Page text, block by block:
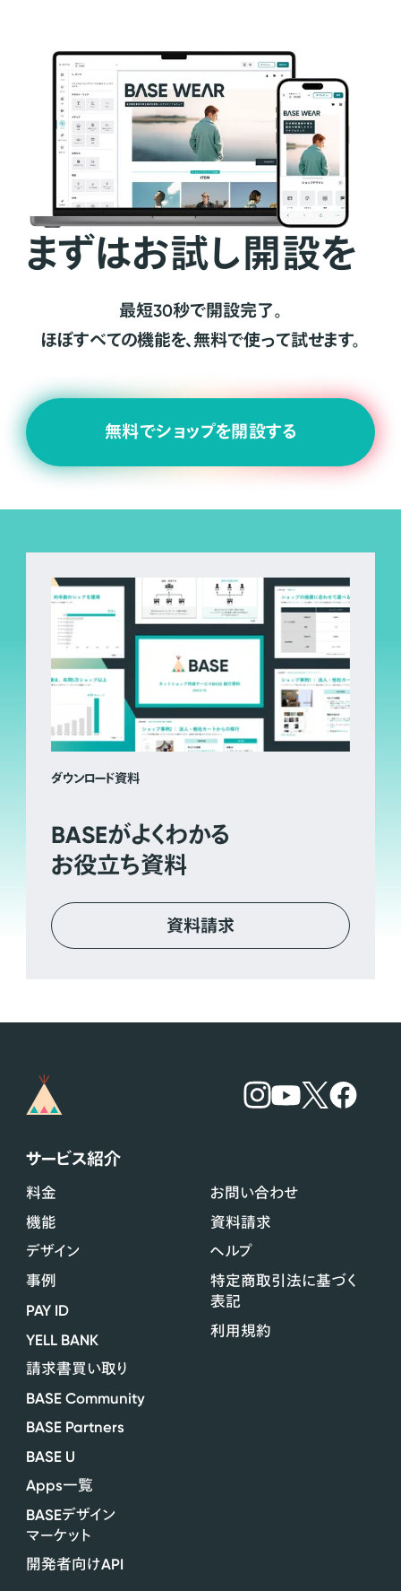
まずはお試し開設を
最短30秒で開設完了。
ほぼすべての機能を、無料で使って試せます。
無料でショップを開設する
ダウンロード資料
BASEがよくわかる
お役立ち資料
資料請求
サービス紹介
料金
機能
デザイン
事例
PAY ID
YELL BANK
請求書買い取り
BASE Community
BASE Partners
BASE U
Apps一覧
BASEデザイン
マーケット
開発者向けAPI
お問い合わせ
資料請求
ヘルプ
特定商取引法に基づく
表記
利用規約